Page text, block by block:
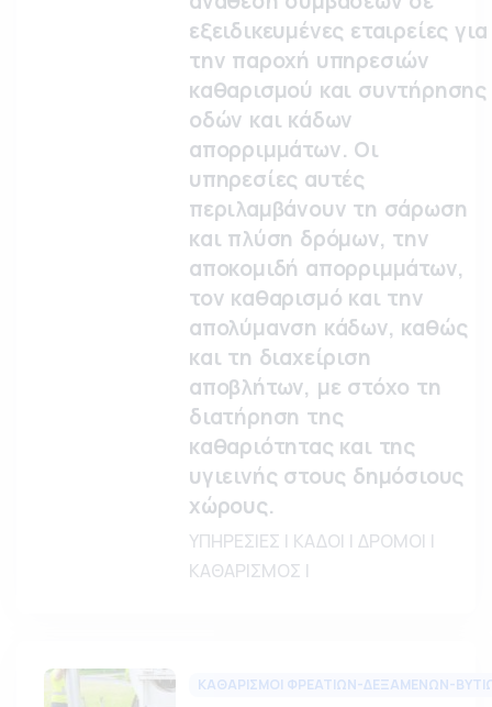
εξειδικευμένες εταιρείες για
την παροχή υπηρεσιών
καθαρισμού και συντήρησης
οδών και κάδων
απορριμμάτων. Οι
υπηρεσίες αυτές
περιλαμβάνουν τη σάρωση
και πλύση δρόμων, την
αποκομιδή απορριμμάτων,
τον καθαρισμό και την
απολύμανση κάδων, καθώς
και τη διαχείριση
αποβλήτων, με στόχο τη
διατήρηση της
καθαριότητας και της
υγιεινής στους δημόσιους
χώρους.
ΥΠΗΡΕΣΙΕΣ | ΚΑΔΟΙ | ΔΡΟΜΟΙ |
ΚΑΘΑΡΙΣΜΟΣ |
ΚΑΘΑΡΙΣΜΟΙ ΦΡΕΑΤΙΩΝ-ΔΕΞΑΜΕΝΩΝ-